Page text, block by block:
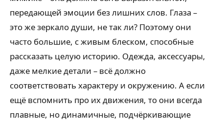
передающей эмоции без лишних слов. Глаза –
это же зеркало души, не так ли? Поэтому они
часто большие, с живым блеском, способные
рассказать целую историю. Одежда, аксессуары,
даже мелкие детали – всё должно
соответствовать характеру и окружению. А если
ещё вспомнить про их движения, то они всегда
плавные, но динамичные, подчёркивающие